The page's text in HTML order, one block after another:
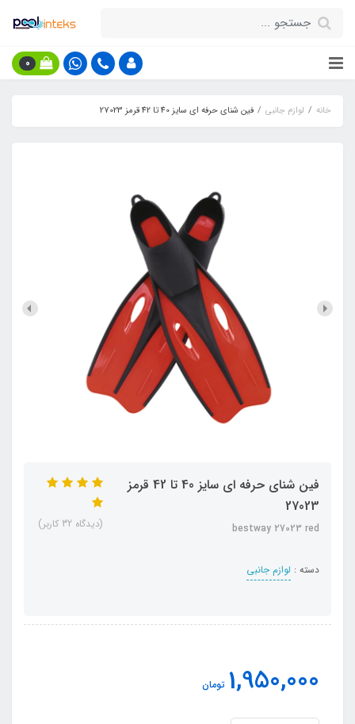
0
خانه لوازم جانبی فین شنای حرفه ای سایز 40 تا 42 قرمز 27023
فین شنای حرفه ای سایز 40 تا 42 قرمز
27023
bestway 27023 red
دسته : لوازم جانبی
(دیدگاه 32 کاربر)
1,950,000 تومان